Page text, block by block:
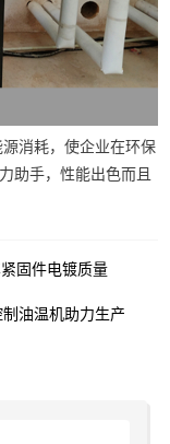
消耗，使企业在环保
助手，性能出色而且
固件电镀质量
油温机助力生产